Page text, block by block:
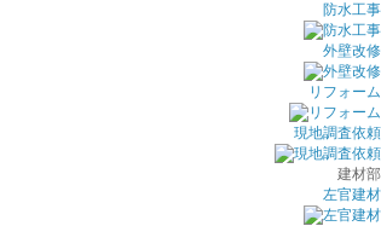
防水工事
外壁改修
リフォーム
現地調査依頼
建材部
左官建材